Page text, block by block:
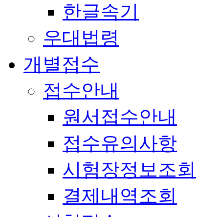
한글속기
우대법령
개별접수
접수안내
원서접수안내
접수유의사항
시험장정보조회
결제내역조회